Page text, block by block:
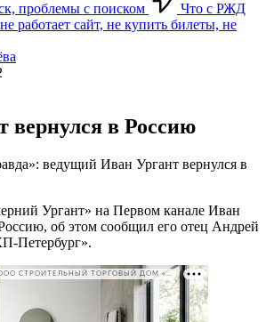
проблемы с поиском
Что с РЖД
работает сайт, не купить билеты, не
вернулся в Россию
ведущий Иван Ургант вернулся в
Ургант» на Первом канале Иван
об этом сообщил его отец Андрей
Петербург».
РЕКЛАМА • ООО СТРОИТЕЛЬНЫЙ ТОРГОВЫЙ ДОМ «ПЕТРОВИЧ». ИНН: 7802348846